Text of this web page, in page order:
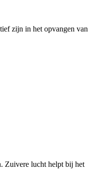
zijn in het opvangen van
Zuivere lucht helpt bij het